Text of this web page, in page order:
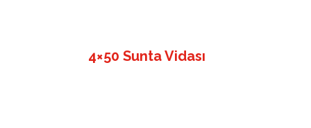
4×50 Sunta Vidası